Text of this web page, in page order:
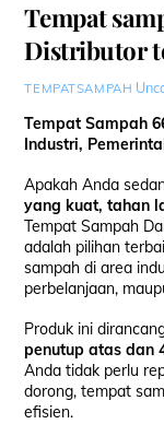
Tempat
Distributor
TEMPATSAMPAH
Tempat Sampah
Industri,
Apakah Anda
yang kuat, tahan
Tempat Sampah
adalah pilihan
sampah di area
perbelanjaan,
Produk ini
penutup atas dan
Anda tidak perlu
dorong, tempat
efisien.